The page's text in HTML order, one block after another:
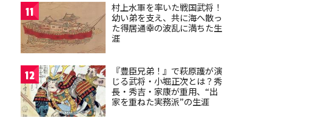
11
村上水軍を率いた戦国武将！
幼い弟を支え、共に海へ散っ
た得居通幸の波乱に満ちた生
涯
12
『豊臣兄弟！』で萩原護が演
じる武将・小堀正次とは？秀
長・秀吉・家康が重用、“出
家を重ねた実務派”の生涯